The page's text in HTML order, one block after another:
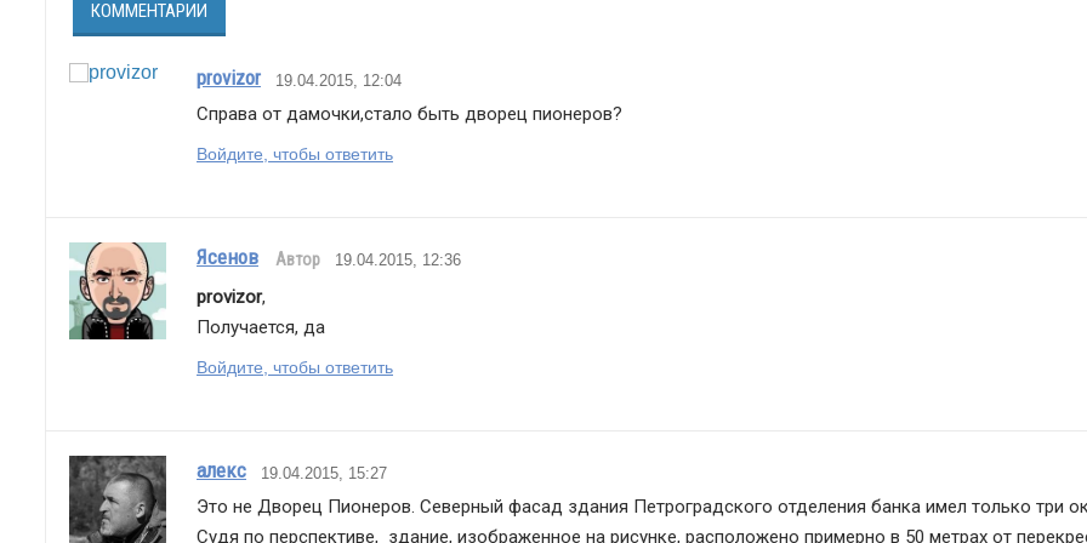
КОММЕНТАРИИ
provizor 19.04.2015, 12:04
Справа от дамочки,стало быть дворец пионеров?
Войдите, чтобы ответить
Ясенов Автор 19.04.2015, 12:36
provizor,
Получается, да
Войдите, чтобы ответить
алекс 19.04.2015, 15:27
Это не Дворец Пионеров. Северный фасад здания Петроградского отделения банка имел только три
Судя по перспективе,  здание, изображенное на рисунке, расположено примерно в 50 метрах от